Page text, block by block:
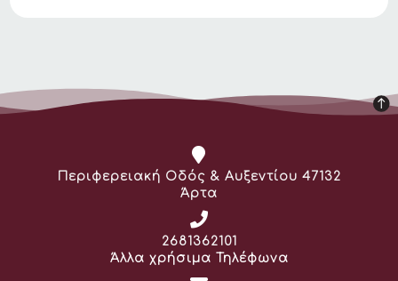
Διεύθυνση:
Περιφερειακή Οδός & Αυξεντίου 47132
Άρτα
Τηλέφωνο:
2681362101
Άλλα χρήσιμα Τηλέφωνα